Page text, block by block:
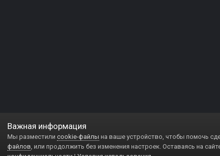
Важная информация
Мы разместили cookie-файлы на ваше устройство, чтобы помочь
файлов, или продолжить без изменения настроек. Оставаясь на